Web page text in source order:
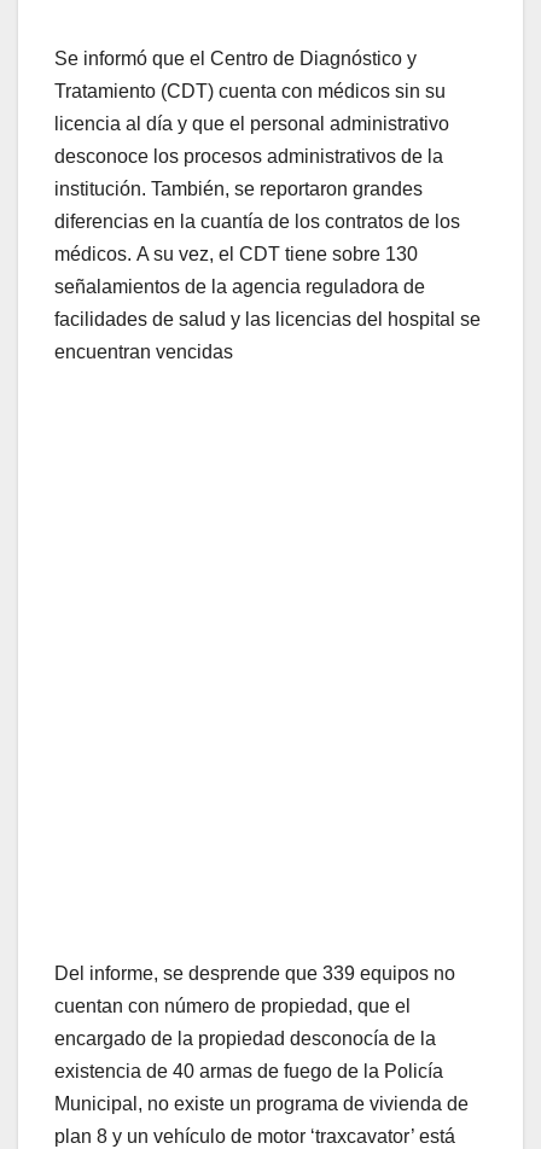
Se informó que el Centro de Diagnóstico y
Tratamiento (CDT) cuenta con médicos sin su
licencia al día y que el personal administrativo
desconoce los procesos administrativos de la
institución. También, se reportaron grandes
diferencias en la cuantía de los contratos de los
médicos. A su vez, el CDT tiene sobre 130
señalamientos de la agencia reguladora de
facilidades de salud y las licencias del hospital se
encuentran vencidas
Del informe, se desprende que 339 equipos no
cuentan con número de propiedad, que el
encargado de la propiedad desconocía de la
existencia de 40 armas de fuego de la Policía
Municipal, no existe un programa de vivienda de
plan 8 y un vehículo de motor ‘traxcavator’ está